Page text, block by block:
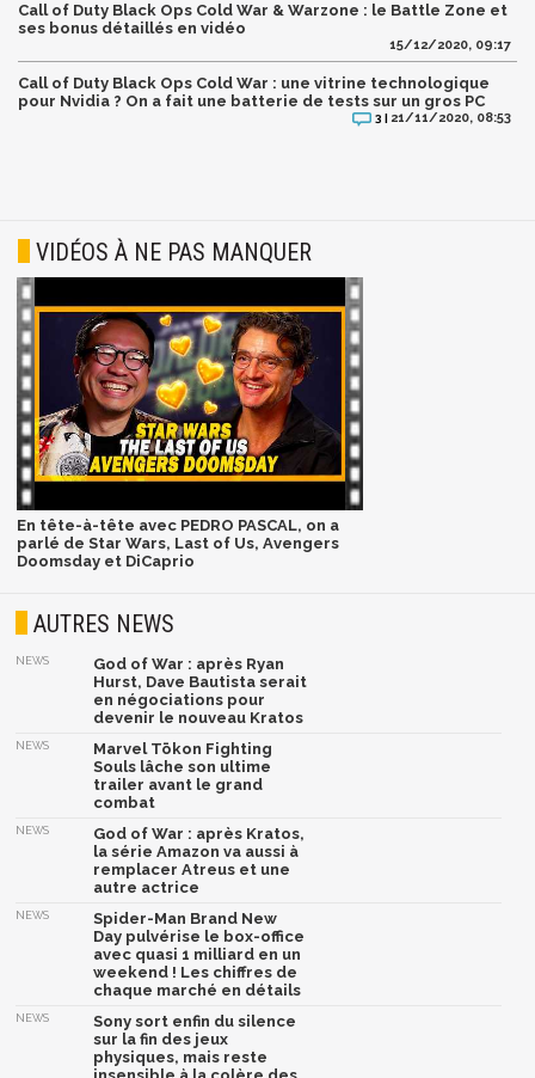
Call of Duty Black Ops Cold War & Warzone : le Battle Zone et
ses bonus détaillés en vidéo
15/12/2020, 09:17
Call of Duty Black Ops Cold War : une vitrine technologique
pour Nvidia ? On a fait une batterie de tests sur un gros PC
3 | 21/11/2020, 08:53
VIDÉOS À NE PAS MANQUER
En tête-à-tête avec PEDRO PASCAL, on a
parlé de Star Wars, Last of Us, Avengers
Doomsday et DiCaprio
AUTRES NEWS
NEWS
God of War : après Ryan
Hurst, Dave Bautista serait
en négociations pour
devenir le nouveau Kratos
NEWS
Marvel Tōkon Fighting
Souls lâche son ultime
trailer avant le grand
combat
NEWS
God of War : après Kratos,
la série Amazon va aussi à
remplacer Atreus et une
autre actrice
NEWS
Spider-Man Brand New
Day pulvérise le box-office
avec quasi 1 milliard en un
weekend ! Les chiffres de
chaque marché en détails
NEWS
Sony sort enfin du silence
sur la fin des jeux
physiques, mais reste